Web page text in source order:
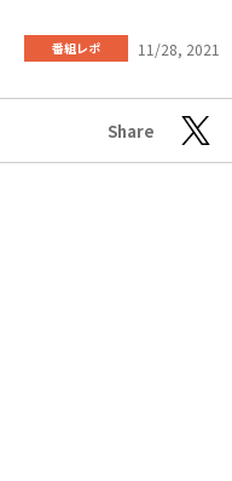
番組レポ 11/28, 2021
Share